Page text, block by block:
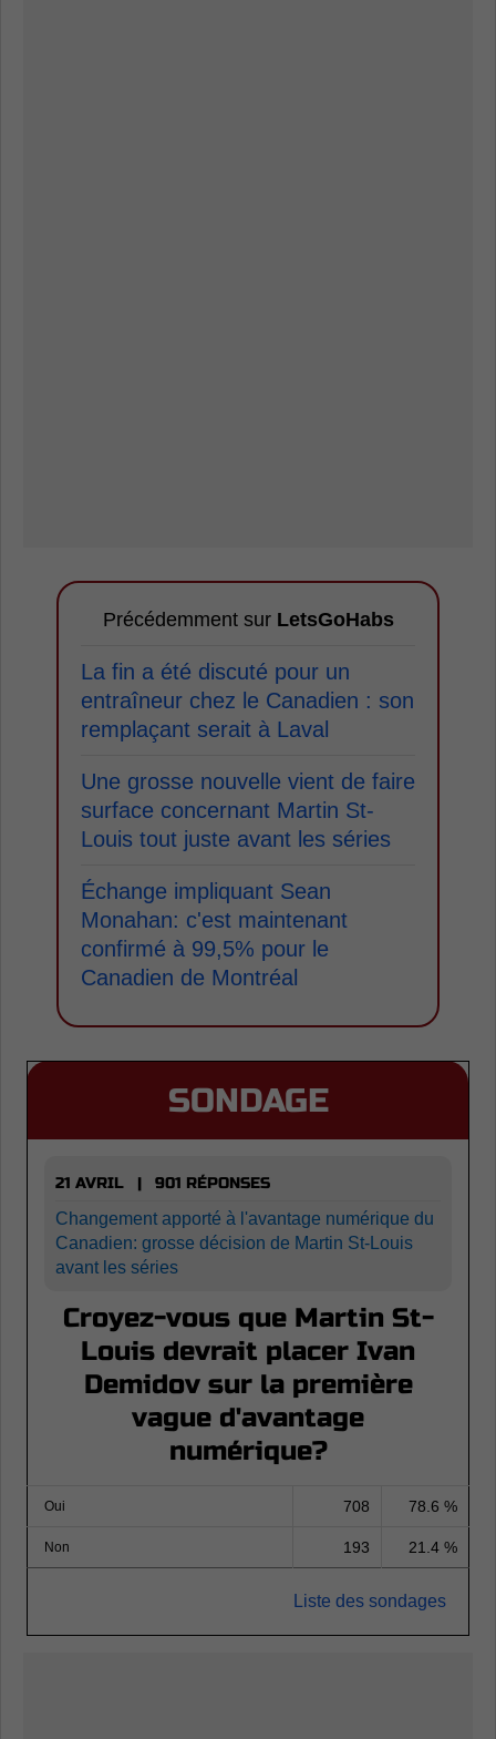
Précédemment sur LetsGoHabs
La fin a été discuté pour un
entraîneur chez le Canadien : son
remplaçant serait à Laval
Une grosse nouvelle vient de faire
surface concernant Martin St-
Louis tout juste avant les séries
Échange impliquant Sean
Monahan: c'est maintenant
confirmé à 99,5% pour le
Canadien de Montréal
SONDAGE
21 AVRIL | 901 RÉPONSES
Changement apporté à l'avantage numérique du
Canadien: grosse décision de Martin St-Louis
avant les séries
Croyez-vous que Martin St-
Louis devrait placer Ivan
Demidov sur la première
vague d'avantage
numérique?
Oui 708 78.6 %
Non 193 21.4 %
Liste des sondages